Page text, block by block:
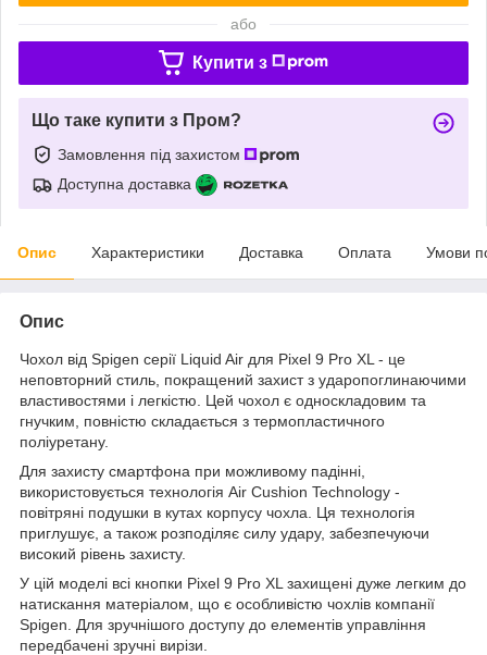
або
Купити з
Що таке купити з Пром?
Замовлення під захистом
Доступна доставка
Опис Характеристики Доставка Оплата Умови
Опис
Чохол від Spigen серії Liquid Air для Pixel 9 Pro XL - це
неповторний стиль, покращений захист з ударопоглинаючими
властивостями і легкістю. Цей чохол є односкладовим та
гнучким, повністю складається з термопластичного
поліуретану.
Для захисту смартфона при можливому падінні,
використовується технологія Air Cushion Technology -
повітряні подушки в кутах корпусу чохла. Ця технологія
приглушує, а також розподіляє силу удару, забезпечуючи
високий рівень захисту.
У цій моделі всі кнопки Pixel 9 Pro XL захищені дуже легким до
натискання матеріалом, що є особливістю чохлів компанії
Spigen. Для зручнішого доступу до елементів управління
передбачені зручні вирізи.